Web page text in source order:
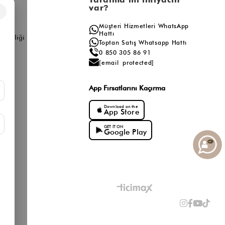
baget çanta seçenekleri de alternatif olarak değerlendirilebilir.
Birliği
var?
Müşteri Hizmetleri WhatsApp
Hattı
Toptan Satış Whatsapp Hattı
0 850 305 86 91
[email protected]
App Fırsatlarını Kaçırma
Download on the
App Store
GET IT ON
Google Play